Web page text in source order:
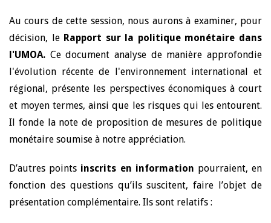
Au cours de cette session, nous aurons à examiner, pour
décision, le Rapport sur la politique monétaire dans
l'UMOA. Ce document analyse de manière approfondie
l'évolution récente de l'environnement international et
régional, présente les perspectives économiques à court
et moyen termes, ainsi que les risques qui les entourent.
Il fonde la note de proposition de mesures de politique
monétaire soumise à notre appréciation.
D’autres points inscrits en information pourraient, en
fonction des questions qu’ils suscitent, faire l’objet de
présentation complémentaire. Ils sont relatifs :